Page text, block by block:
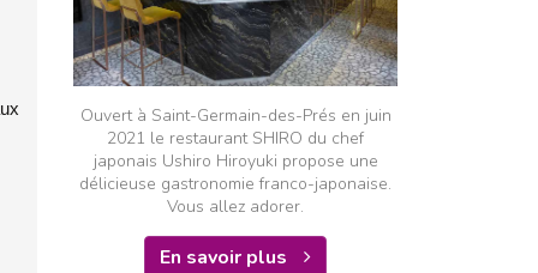
Ouvert à Saint-Germain-des-Prés en juin
2021 le restaurant SHIRO du chef
japonais Ushiro Hiroyuki propose une
délicieuse gastronomie franco-japonaise.
Vous allez adorer.
En savoir plus